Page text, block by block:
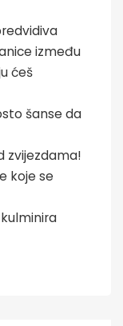
između
ćeš
šanse da
zvijezdama!
koje se